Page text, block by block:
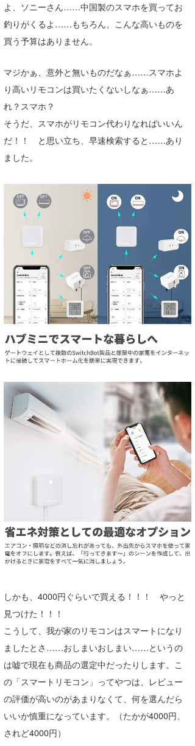
よ、ソニーさん……中国製のスマホを買ってお
釣りがくるよ……もちろん、こんな高いものを
買う予算はありません。
マジかぁ、意外と無いものだなぁ……スマホよ
り高いリモコンは買いたくないしなぁ……あ
れ？スマホ？
そうだ、スマホがリモコン代わりなればいいん
だ！！ と思い立ち、早速検索すると……あり
ました。
しかも、4000円ぐらいで買える！！！ やっと
見つけた！！！
こうして、我が家のリモコンはスマートになり
ましたとさ……おしまいおしまい……というの
は嘘で現在も商品の選定中だったりします。こ
の「スマートリモコン」ってやつは、レビュー
の評価が高いのがあまりなくて、何を選んだら
いいか慎重になっています。（たかが4000円、
されど4000円）